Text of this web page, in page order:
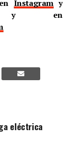
Instagramy
en
eléctrica